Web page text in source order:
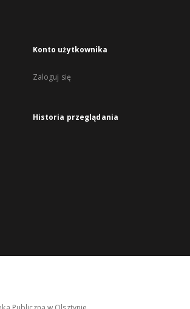
Konto użytkownika
Zaloguj się
Historia przeglądania